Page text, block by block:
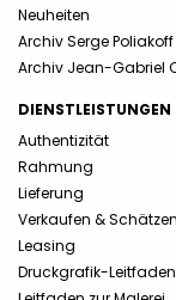
Neuheiten
Archiv Serge Poliakoff
Archiv Jean-Gabriel
DIENSTLEISTUNGEN
Authentizität
Rahmung
Lieferung
Verkaufen & Schätzen
Leasing
Druckgrafik-Leitfaden